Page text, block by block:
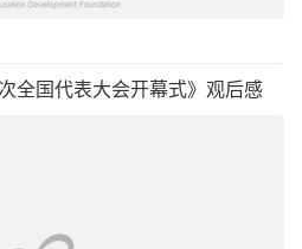
全国代表大会开幕式》观后感